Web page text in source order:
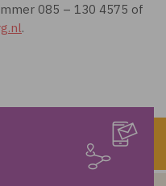
085 – 130 4575 of
.